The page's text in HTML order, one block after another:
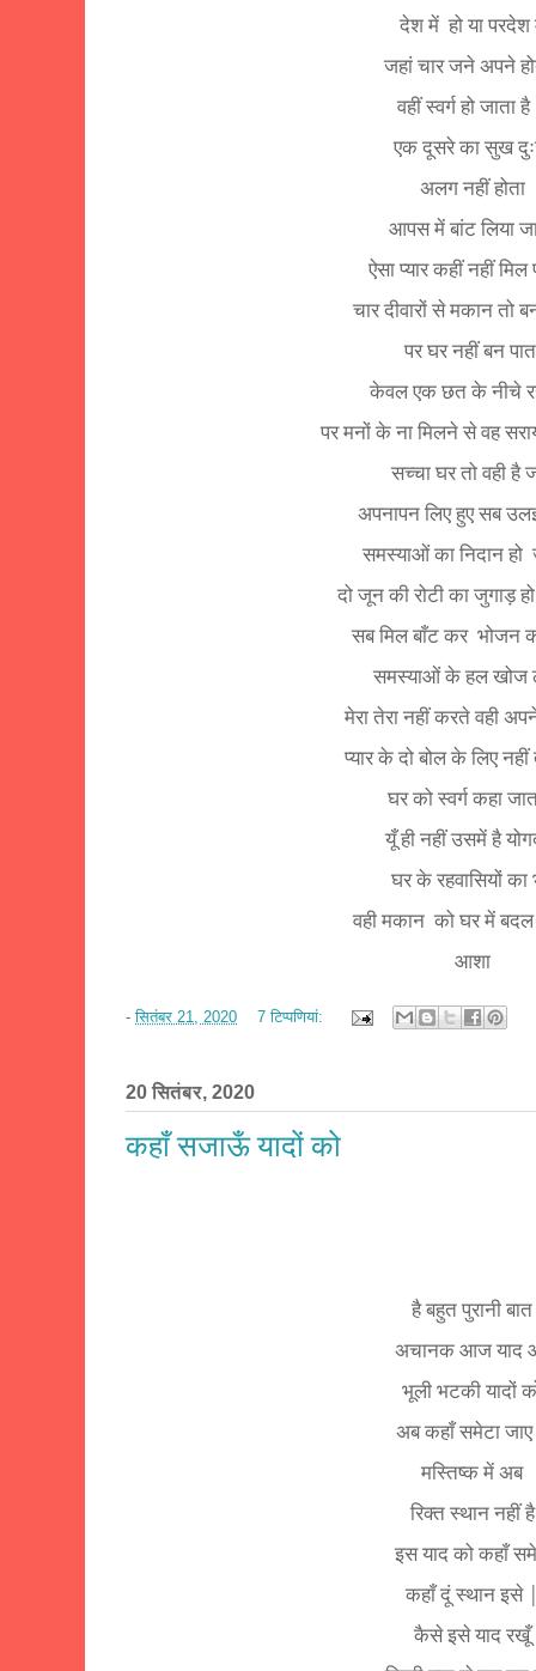
देश में हो या
जहां चार जने अपने
वहीं स्वर्ग हो जाता
एक दूसरे का सुख
अलग नहीं होता
आपस में बांट लिया
ऐसा प्यार कहीं नहीं
चार दीवारों से मकान तो
पर घर नहीं बन
केवल एक छत के नीचे
पर मनों के ना मिलने से वह
सच्चा घर तो वही है
अपनापन लिए हुए सब
समस्याओं का निदान हो
दो जून की रोटी का जुगाड़
सब मिल बाँट कर भोजन
समस्याओं के हल खोज
मेरा तेरा नहीं करते वही
प्यार के दो बोल के लिए
घर को स्वर्ग कहा
यूँ ही नहीं उसमें है
घर के रहवासियों का
वही मकान को घर में
आशा
-सितंबर 21, 2020 7 टिप्‍पणियां:
20 सितंबर, 2020
कहाँ सजाऊँ यादों को
है बहुत पुरानी बात
अचानक आज याद
भूली भटकी यादों
अब कहाँ समेटा
मस्तिष्क में अब
रिक्त स्थान नहीं है
इस याद को कहाँ
कहाँ दूं स्थान इसे
कैसे इसे याद रखूँ